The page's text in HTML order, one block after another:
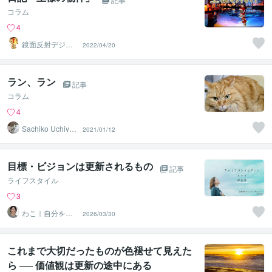
コラム
4
鏡面反射デジタ
ルアート製作所
（鈴木穣）
2022/04/20
ラン、ラン
記事
コラム
4
Sachiko Uchiya
2021/01/12
目標・ビジョンは更新されるもの
記事
ライフスタイル
3
わこ｜自分を大
切に、優しく行
動できる私へ
2026/03/30
これまで大切だったものが色褪せて見えた
ら ── 価値観は更新の途中にある